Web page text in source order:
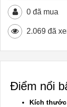
0 đã mua
2.069 đã
Điểm nổi
Kích